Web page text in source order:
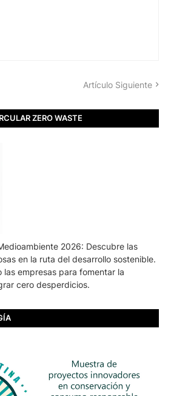
Artículo Siguiente
ZERO WASTE
2026: Descubre las
en la ruta del desarrollo sostenible.
las empresas para fomentar la
cero desperdicios.